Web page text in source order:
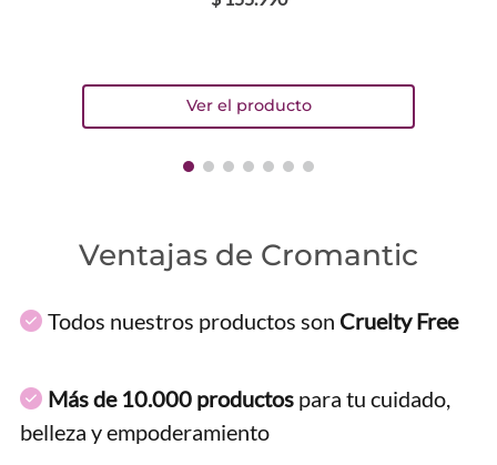
Ventajas de Cromantic
Todos nuestros productos son Cruelty Free
Más de 10.000 productos para tu cuidado,
belleza y empoderamiento